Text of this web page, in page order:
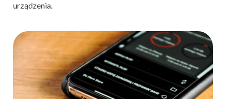
urządzenia.